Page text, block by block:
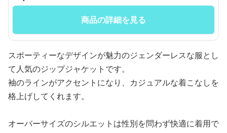
商品の詳細を見る
スポーティーなデザインが魅力のジェンダーレスな服とし
て人気のジップジャケットです。
袖のラインがアクセントになり、カジュアルな着こなしを
格上げしてくれます。
オーバーサイズのシルエットは性別を問わず快適に着用で